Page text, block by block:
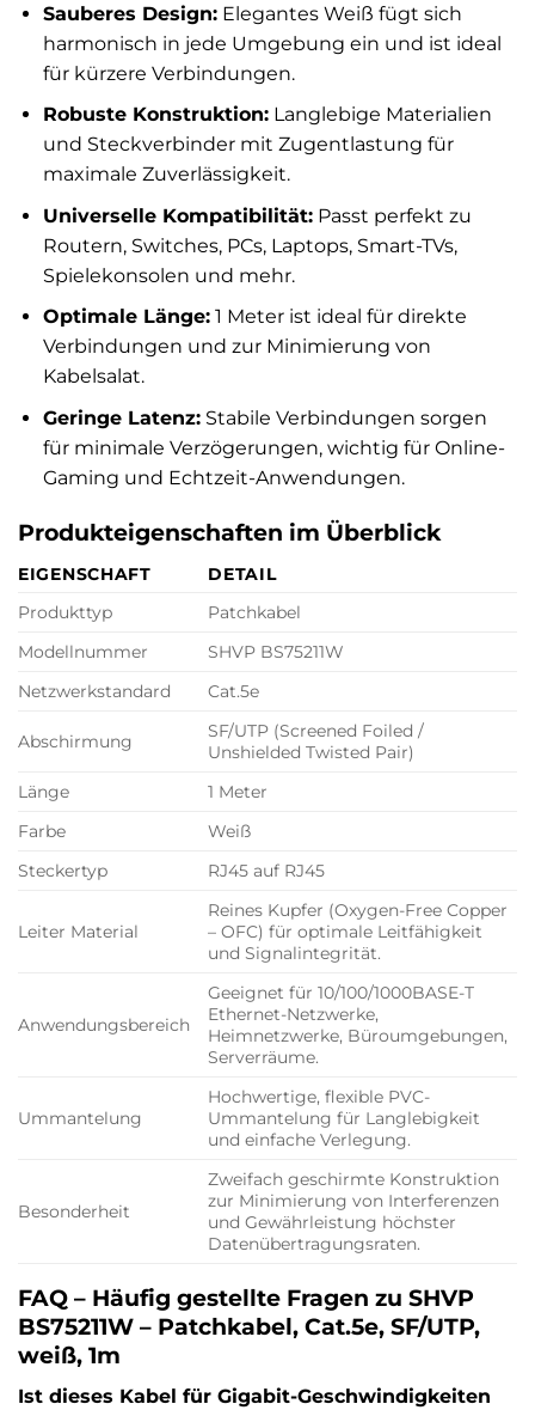
Sauberes Design:Elegantes Weiß fügt sich
harmonisch in jede Umgebung ein und ist ideal
für kürzere Verbindungen.
Robuste Konstruktion:Langlebige Materialien
und Steckverbinder mit Zugentlastung für
maximale Zuverlässigkeit.
Universelle Kompatibilität:Passt perfekt zu
Routern, Switches, PCs, Laptops, Smart-TVs,
Spielekonsolen und mehr.
Optimale Länge:1 Meter ist ideal für direkte
Verbindungen und zur Minimierung von
Kabelsalat.
Geringe Latenz:Stabile Verbindungen sorgen
für minimale Verzögerungen, wichtig für Online-
Gaming und Echtzeit-Anwendungen.
Produkteigenschaften im Überblick
EIGENSCHAFT
DETAIL
Produkttyp
Patchkabel
Modellnummer
SHVP BS75211W
Netzwerkstandard
Cat.5e
Abschirmung
SF/UTP (Screened Foiled /
Unshielded Twisted Pair)
Länge
1 Meter
Farbe
Weiß
Steckertyp
RJ45 auf RJ45
Leiter Material
Reines Kupfer (Oxygen-Free Copper
– OFC) für optimale Leitfähigkeit
und Signalintegrität.
Anwendungsbereich
Geeignet für 10/100/1000BASE-T
Ethernet-Netzwerke,
Heimnetzwerke, Büroumgebungen,
Serverräume.
Ummantelung
Hochwertige, flexible PVC-
Ummantelung für Langlebigkeit
und einfache Verlegung.
Besonderheit
Zweifach geschirmte Konstruktion
zur Minimierung von Interferenzen
und Gewährleistung höchster
Datenübertragungsraten.
FAQ – Häufig gestellte Fragen zu SHVP
BS75211W – Patchkabel, Cat.5e, SF/UTP,
weiß, 1m
Ist dieses Kabel für Gigabit-Geschwindigkeiten